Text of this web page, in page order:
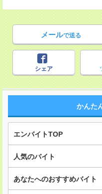
メールで送る
シェア
かんた
エンバイトTOP
人気のバイト
あなたへのおすすめバイト